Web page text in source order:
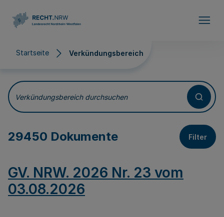
Startseite Verkündungsbereich
Verkündungsbereich
Verkündungsbereich durchsuchen
29450 Dokumente Filter
GV. NRW. 2026 Nr. 23 vom
03.08.2026